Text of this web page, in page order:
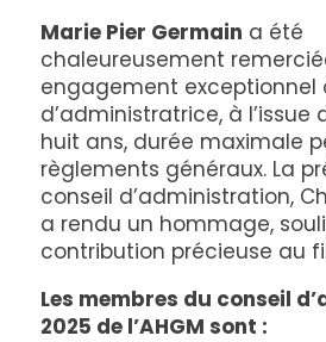
Marie Pier Germain a été
chaleureusement
engagement exceptionnel
d’administratrice, à l’issue
huit ans, durée maximale
règlements généraux. La
conseil d’administration,
a rendu un hommage,
contribution précieuse au
Les membres du conseil
2025 de l’AHGM sont :